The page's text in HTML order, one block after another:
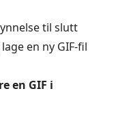
til slutt
en ny GIF-fil
en GIF i